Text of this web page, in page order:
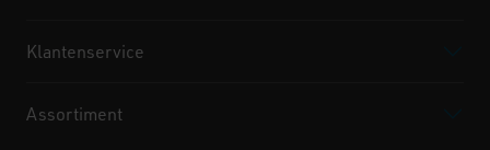
Klantenservice
Assortiment